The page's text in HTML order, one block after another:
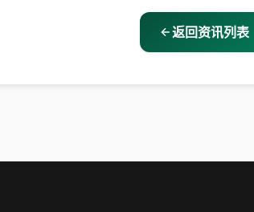
返回资讯列表